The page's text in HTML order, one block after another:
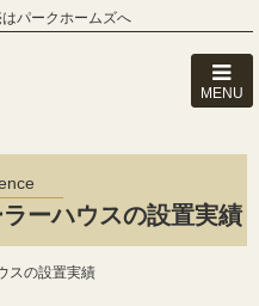
パークホームズへ
MENU
ーハウスの設置実績
スの設置実績